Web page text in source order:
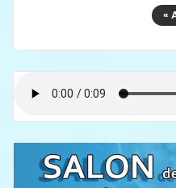
«